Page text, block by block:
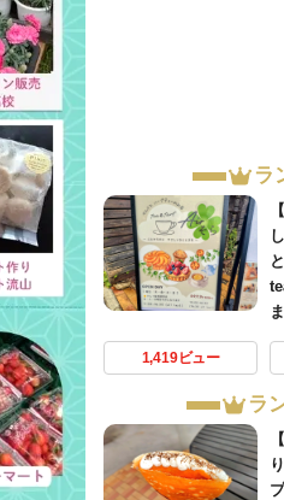
ラ
1,419ビュー
ラ